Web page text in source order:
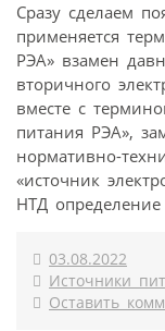
Сразу сделаем
применяется
РЭА» взамен
вторичного
вместе с
питания РЭА»,
нормативно-
«источник
НТД
03.08.2022
Источники
Оставить